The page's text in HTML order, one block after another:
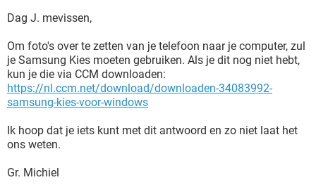
Dag J. mevissen,
Om foto's over te zetten van je telefoon naar je computer, zul
je Samsung Kies moeten gebruiken. Als je dit nog niet hebt,
kun je die via CCM downloaden:
https://nl.ccm.net/download/downloaden-34083992-
samsung-kies-voor-windows
Ik hoop dat je iets kunt met dit antwoord en zo niet laat het
ons weten.
Gr. Michiel